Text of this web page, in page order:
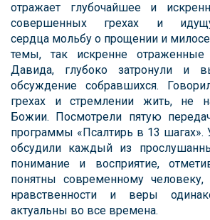
отражает глубочайшее и
совершенных грехах и
сердца мольбу о прощении и
темы, так искренне
Давида, глубоко затронули и
обсуждение собравшихся.
грехах и стремлении жить, не
Божии. Посмотрели пятую
программы «Псалтирь в 13 шагах».
обсудили каждый из
понимание и восприятие,
понятны современному
нравственности и веры
актуальны во все времена.